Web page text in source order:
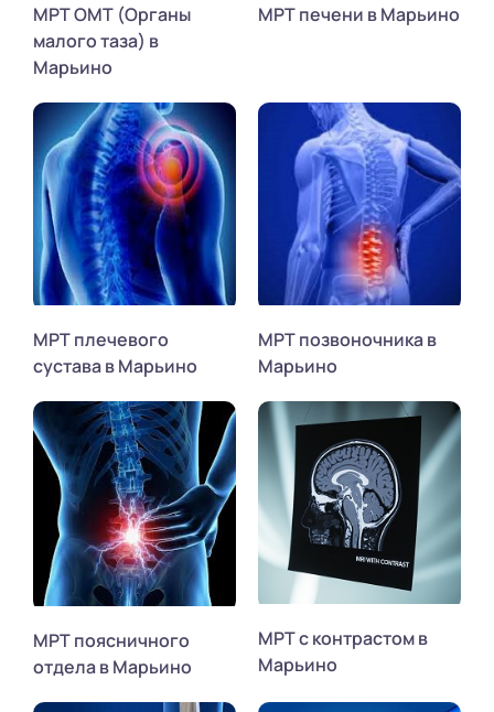
МРТ ОМТ (Органы
малого таза) в
Марьино
МРТ печени в Марьино
МРТ плечевого
сустава в Марьино
МРТ позвоночника в
Марьино
МРТ поясничного
отдела в Марьино
МРТ с контрастом в
Марьино